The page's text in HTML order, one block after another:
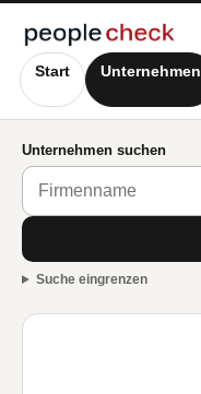
Start Unternehmen
Unternehmen suchen
Suche eingrenzen